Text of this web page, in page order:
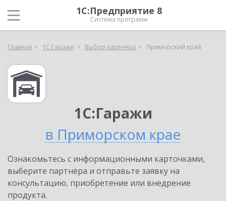
1С:Предприятие 8
Система программ
Главная 1С:Гаражи Выбор партнёра Приморский край
1С:Гаражи
в Приморском крае
Ознакомьтесь с информационными карточками,
выберите партнёра и отправьте заявку на
консультацию, приобретение или внедрение
продукта.